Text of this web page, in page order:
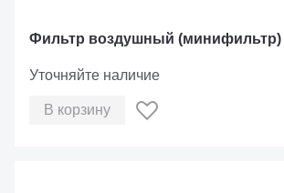
Фильтр воздушный (минифильтр)
Уточняйте наличие
В корзину